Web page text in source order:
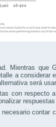
Mientras que
a considerar
será
con respecto
contar